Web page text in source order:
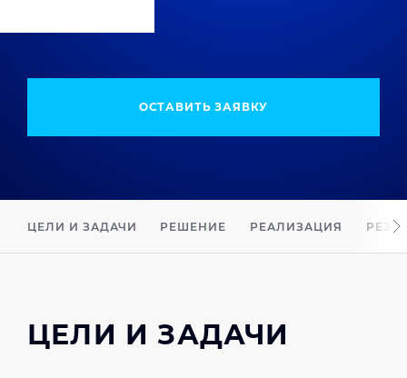
ОСТАВИТЬ ЗАЯВКУ
ЦЕЛИ И ЗАДАЧИ РЕШЕНИЕ РЕАЛИЗАЦИЯ
ЦЕЛИ И ЗАДАЧИ